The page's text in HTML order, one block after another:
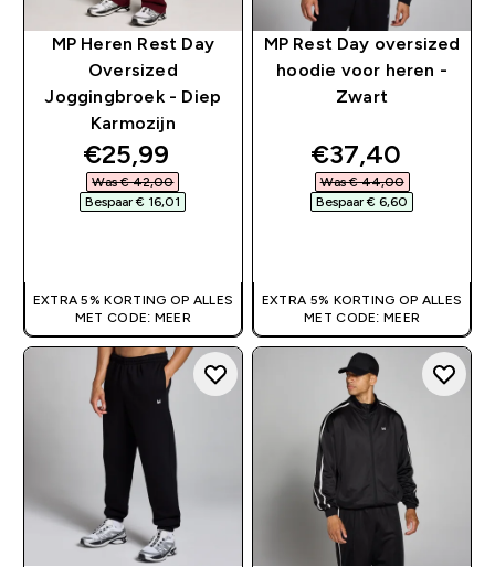
MP Heren Rest Day
Oversized
Joggingbroek - Diep
Karmozijn
discounted price
€25,99‎
Was € 42,00‎
Bespaar € 16,01‎
EXTRA 5% KORTING OP ALLES
MET CODE: MEER
MP Rest Day oversized
hoodie voor heren -
Zwart
discounted
€37,40‎
Was € 44,00‎
Bespaar € 6,60‎
EXTRA 5% KORTING OP ALLES
MET CODE: MEER